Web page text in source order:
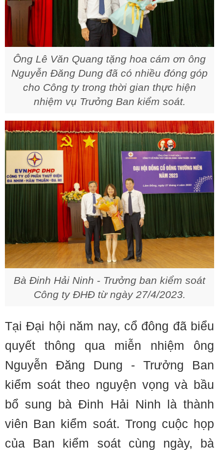
Ông Lê Văn Quang tặng hoa cám ơn ông
Nguyễn Đăng Dung đã có nhiều đóng góp
cho Công ty trong thời gian thực hiện
nhiệm vụ Trưởng Ban kiểm soát.
Bà Đinh Hải Ninh - Trưởng ban kiểm soát
Công ty ĐHĐ từ ngày 27/4/2023.
Tại Đại hội năm nay, cổ đông đã biểu
quyết thông qua miễn nhiệm ông
Nguyễn Đăng Dung - Trưởng Ban
kiểm soát theo nguyện vọng và bầu
bổ sung bà Đinh Hải Ninh là thành
viên Ban kiểm soát. Trong cuộc họp
của Ban kiểm soát cùng ngày, bà